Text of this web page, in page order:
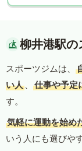
柳井港駅の
スポーツジムは、
い人 、 仕事や予定
す。
気軽に運動を始め
いう人にも選びや